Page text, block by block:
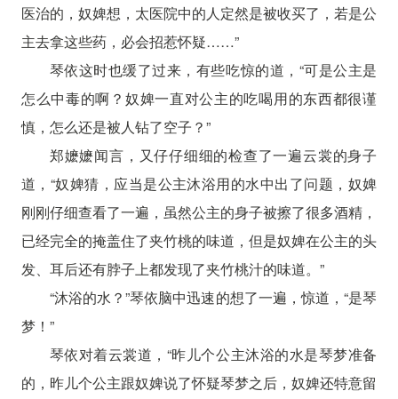
医治的，奴婢想，太医院中的人定然是被收买了，若是公
主去拿这些药，必会招惹怀疑……”
琴依这时也缓了过来，有些吃惊的道，“可是公主是
怎么中毒的啊？奴婢一直对公主的吃喝用的东西都很谨
慎，怎么还是被人钻了空子？”
郑嬷嬷闻言，又仔仔细细的检查了一遍云裳的身子
道，“奴婢猜，应当是公主沐浴用的水中出了问题，奴婢
刚刚仔细查看了一遍，虽然公主的身子被擦了很多酒精，
已经完全的掩盖住了夹竹桃的味道，但是奴婢在公主的头
发、耳后还有脖子上都发现了夹竹桃汁的味道。”
“沐浴的水？”琴依脑中迅速的想了一遍，惊道，“是琴
梦！”
琴依对着云裳道，“昨儿个公主沐浴的水是琴梦准备
的，昨儿个公主跟奴婢说了怀疑琴梦之后，奴婢还特意留